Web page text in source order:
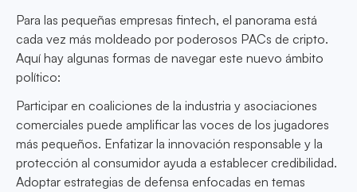
Para las pequeñas empresas fintech, el panorama está
cada vez más moldeado por poderosos PACs de cripto.
Aquí hay algunas formas de navegar este nuevo ámbito
político:
Participar en coaliciones de la industria y asociaciones
comerciales puede amplificar las voces de los jugadores
más pequeños. Enfatizar la innovación responsable y la
protección al consumidor ayuda a establecer credibilidad.
Adoptar estrategias de defensa enfocadas en temas